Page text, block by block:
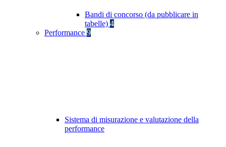
Bandi di concorso (da pubblicare in
tabelle) 4
Performance 9
Sistema di misurazione e valutazione della
performance